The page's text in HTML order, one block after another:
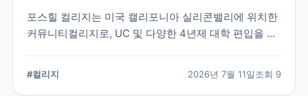
포스힐 컬리지는 미국 캘리포니아 실리콘밸리에 위치한
커뮤니티컬리지로, UC 및 다양한 4년제 대학 편입을 목
으로 입학 준비에 필요한 내용을 정리했습니다.
#컬리지 2026년 7월 11일조회 9